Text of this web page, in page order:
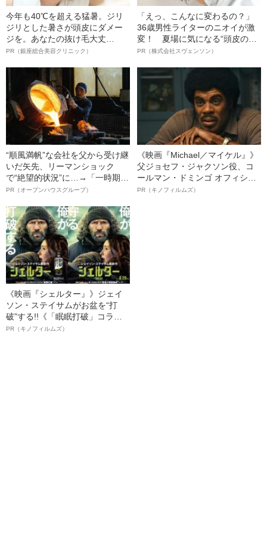
今年も40℃を超える猛暑。ジリ
ジリとした暑さが頭皮にダメー
ジを。あなたの抜け毛大丈
夫！？
PR（銀座総合美容クリニック）
「えっ、こんなに変わるの？」
36歳男性ライターのニオイが激
変！ 夏場に気になる“頭皮のニ
オイ”や“ベタつき”を解消す
ト”が生み出した徹底ケアとは
PR（株式会社スヴェンソン）
“順風満帆”な会社を父から受け継
いだ矢先、リーマンショック
で“絶望的状況”に…→「一時期は
納品3年待ち」のヒット商品を生
明かす、“逆転の戦術”
PR（オープンハウスグループ）
《映画『Michael／マイケル』》
父ジョセフ・ジャクソン役、コ
ールマン・ドミンゴ オフィシャ
ルインタビュー“観客を魅了した
PR（キノフィルムズ）
《映画『シェルター』》ジェイ
ソン・ステイサムがお盆を“打
破”する!!《「眠眠打破」コラ
ボ》
PR（キノフィルムズ）